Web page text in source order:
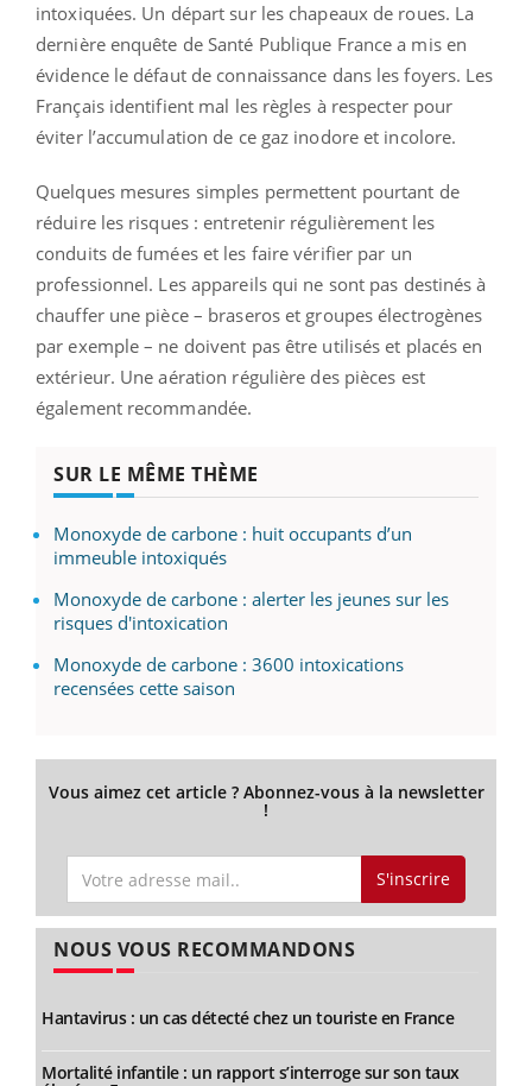
intoxiquées. Un départ sur les chapeaux de roues. La
dernière enquête de Santé Publique France a mis en
évidence le défaut de connaissance dans les foyers. Les
Français identifient mal les règles à respecter pour
éviter l’accumulation de ce gaz inodore et incolore.
Quelques mesures simples permettent pourtant de
réduire les risques : entretenir régulièrement les
conduits de fumées et les faire vérifier par un
professionnel. Les appareils qui ne sont pas destinés à
chauffer une pièce – braseros et groupes électrogènes
par exemple – ne doivent pas être utilisés et placés en
extérieur. Une aération régulière des pièces est
également recommandée.
SUR LE MÊME THÈME
Monoxyde de carbone : huit occupants d’un
immeuble intoxiqués
Monoxyde de carbone : alerter les jeunes sur les
risques d'intoxication
Monoxyde de carbone : 3600 intoxications
recensées cette saison
Vous aimez cet article ? Abonnez-vous à la newsletter
!
S'inscrire
NOUS VOUS RECOMMANDONS
Hantavirus : un cas détecté chez un touriste en France
Mortalité infantile : un rapport s’interroge sur son taux